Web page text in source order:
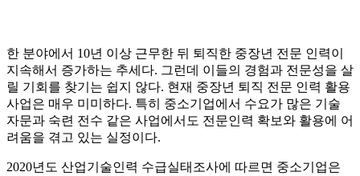
한 분야에서 10년 이상 근무한 뒤 퇴직한 중장년 전문 인력이
지속해서 증가하는 추세다. 그런데 이들의 경험과 전문성을 살
릴 기회를 찾기는 쉽지 않다. 현재 중장년 퇴직 전문 인력 활용
사업은 매우 미미하다. 특히 중소기업에서 수요가 많은 기술
자문과 숙련 전수 같은 사업에서도 전문인력 확보와 활용에 어
려움을 겪고 있는 실정이다.
2020년도 산업기술인력 수급실태조사에 따르면 중소기업은